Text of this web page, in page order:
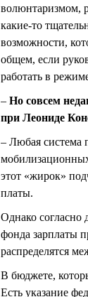
волюнтаризмом,
какие-то
возможности,
общем, если
работать в
– Но совсем
при Леониде
– Любая система
этот «жирок»
платы.
Однако согласно
фонда зарплаты
распределятся
В бюджете,
Есть указание